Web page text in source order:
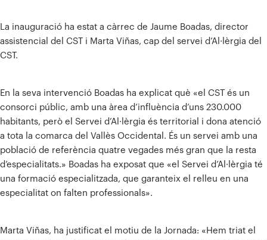
La inauguració ha estat a càrrec de Jaume Boadas, director
assistencial del CST i Marta Viñas, cap del servei d’Al·lèrgia del
CST.
En la seva intervenció Boadas ha explicat què «el CST és un
consorci públic, amb una àrea d’influència d’uns 230.000
habitants, però el Servei d’Al·lèrgia és territorial i dona atenció
a tota la comarca del Vallès Occidental. És un servei amb una
població de referència quatre vegades més gran que la resta
d’especialitats.» Boadas ha exposat que «el Servei d’Al·lèrgia té
una formació especialitzada, que garanteix el relleu en una
especialitat on falten professionals».
Marta Viñas, ha justificat el motiu de la Jornada: «Hem triat el